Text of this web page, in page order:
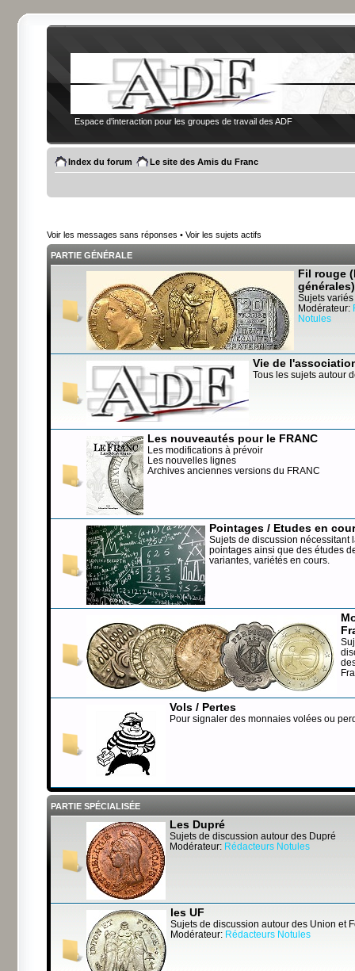
Espace d'interaction pour les groupes de travail des ADF
Index du forum Le site des Amis du Franc
Voir les messages sans réponses • Voir les sujets actifs
PARTIE GÉNÉRALE
Fil rouge
générales)
Sujets variés
Modérateur:
Notules
Vie de
Tous les sujets autour
Les nouveautés pour le FRANC
Les modifications à prévoir
Les nouvelles lignes
Archives anciennes versions du FRANC
Pointages / Etudes en
Sujets de discussion nécessitant
pointages ainsi que des études
variantes, variétés en cours.
Vols / Pertes
Pour signaler des monnaies volées ou
PARTIE SPÉCIALISÉE
Les Dupré
Sujets de discussion autour des Dupré
Modérateur: Rédacteurs Notules
les UF
Sujets de discussion autour des Union et
Modérateur: Rédacteurs Notules